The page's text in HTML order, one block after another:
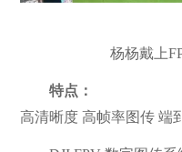
杨杨戴上
特点：
高清晰度 高帧率图传 端